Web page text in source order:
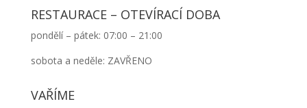
RESTAURACE – OTEVÍRACÍ DOBA
pondělí – pátek: 07:00 – 21:00
sobota a neděle: ZAVŘENO
VAŘÍME